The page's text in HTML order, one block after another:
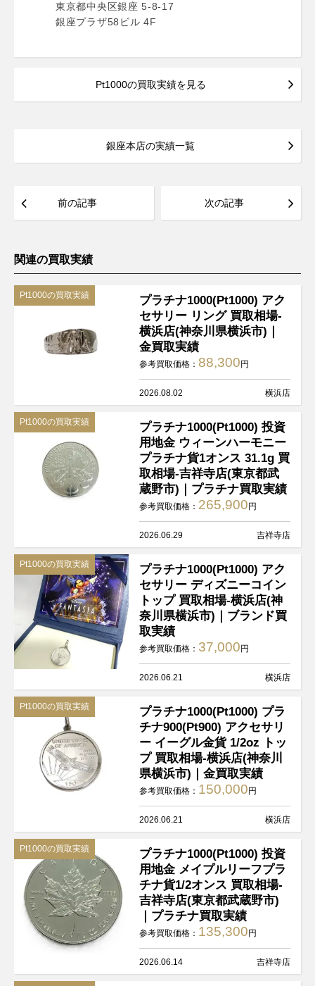
東京都中央区銀座 5-8-17
銀座プラザ58ビル 4F
Pt1000の買取実績を見る
銀座本店の実績一覧
前の記事 次の記事
関連の買取実績
Pt1000の買取実績
プラチナ1000(Pt1000) アク
セサリー リング 買取相場-
横浜店(神奈川県横浜市)｜
金買取実績
参考買取価格： 88,300円
2026.08.02 横浜店
Pt1000の買取実績
プラチナ1000(Pt1000) 投資
用地金 ウィーンハーモニー
プラチナ貨1オンス 31.1g 買
取相場-吉祥寺店(東京都武
蔵野市)｜プラチナ買取実績
参考買取価格： 265,900円
2026.06.29 吉祥寺店
Pt1000の買取実績
プラチナ1000(Pt1000) アク
セサリー ディズニーコイン
トップ 買取相場-横浜店(神
奈川県横浜市)｜ブランド買
取実績
参考買取価格： 37,000円
2026.06.21 横浜店
Pt1000の買取実績
プラチナ1000(Pt1000) プラ
チナ900(Pt900) アクセサリ
ー イーグル金貨 1/2oz トッ
プ 買取相場-横浜店(神奈川
県横浜市)｜金買取実績
参考買取価格： 150,000円
2026.06.21 横浜店
Pt1000の買取実績
プラチナ1000(Pt1000) 投資
用地金 メイプルリーフプラ
チナ貨1/2オンス 買取相場-
吉祥寺店(東京都武蔵野市)
｜プラチナ買取実績
参考買取価格： 135,300円
2026.06.14 吉祥寺店